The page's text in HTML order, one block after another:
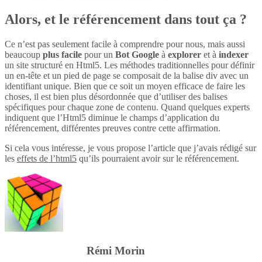
Alors, et le référencement dans tout ça ?
Ce n’est pas seulement facile à comprendre pour nous, mais aussi
beaucoup plus facile pour un Bot Google à explorer et à indexer
un site structuré en Html5. Les méthodes traditionnelles pour définir
un en-tête et un pied de page se composait de la balise div avec un
identifiant unique. Bien que ce soit un moyen efficace de faire les
choses, il est bien plus désordonnée que d’utiliser des balises
spécifiques pour chaque zone de contenu. Quand quelques experts
indiquent que l’Html5 diminue le champs d’application du
référencement, différentes preuves contre cette affirmation.
Si cela vous intéresse, je vous propose l’article que j’avais rédigé sur
les effets de l’html5 qu’ils pourraient avoir sur le référencement.
Rémi Morin